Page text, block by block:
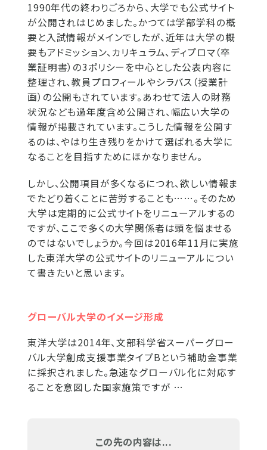
1990年代の終わりごろから、大学でも公式サイト
が公開されはじめました。かつては学部学科の概
要と入試情報がメインでしたが、近年は大学の概
要もアドミッション、カリキュラム、ディプロマ（卒
業証明書）の3ポリシーを中心とした公表内容に
整理され、教員プロフィールやシラバス（授業計
画）の公開もされています。あわせて法人の財務
状況なども過年度含め公開され、幅広い大学の
情報が掲載されています。こうした情報を公開す
るのは、やはり生き残りをかけて選ばれる大学に
なることを目指すためにほかなりません。
しかし、公開項目が多くなるにつれ、欲しい情報ま
でたどり着くことに苦労することも……。そのため
大学は定期的に公式サイトをリニューアルするの
ですが、ここで多くの大学関係者は頭を悩ませる
のではないでしょうか。今回は2016年11月に実施
した東洋大学の公式サイトのリニューアルについ
て書きたいと思います。
グローバル大学のイメージ形成
東洋大学は2014年、文部科学省スーパーグロー
バル大学創成支援事業タイプBという補助金事業
に採択されました。急速なグローバル化に対応す
ることを意図した国家施策ですが …
この先の内容は...